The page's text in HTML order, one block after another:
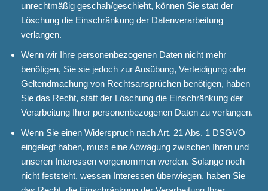
unrechtmäßig geschah/geschieht, können Sie statt der
Löschung die Einschränkung der Datenverarbeitung
verlangen.
Wenn wir Ihre personenbezogenen Daten nicht mehr
benötigen, Sie sie jedoch zur Ausübung, Verteidigung oder
Geltendmachung von Rechtsansprüchen benötigen, haben
Sie das Recht, statt der Löschung die Einschränkung der
Verarbeitung Ihrer personenbezogenen Daten zu verlangen.
Wenn Sie einen Widerspruch nach Art. 21 Abs. 1 DSGVO
eingelegt haben, muss eine Abwägung zwischen Ihren und
unseren Interessen vorgenommen werden. Solange noch
nicht feststeht, wessen Interessen überwiegen, haben Sie